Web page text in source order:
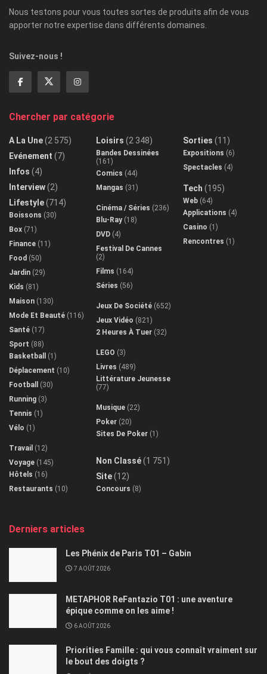
Nous testons pour vous toutes sortes de produits afin de vous
apporter notre expertise dans différents domaines.
Suivez-nous !
Chercher par catégorie
A La Une(2 575)
Evénement (7)
Infos (4)
Interview(2)
Lifestyle(714)
Boissons (30)
Box (71)
Finance (11)
Food (50)
Jardin (29)
Kids (81)
Maison (130)
Mode Et Beauté (116)
Santé (17)
Sport (88)
Basketball
(1)
Déplacement (10)
Football
(30)
Running (3)
Tennis (1)
Vélo (1)
Travail (12)
Voyage (145)
Hôtels (16)
Restaurants (10)
Loisirs (2 348)
Bandes Dessinées
(161)
Comics (44)
Mangas (31)
Cinéma / Séries (236)
Blu-Ray(18)
DVD (4)
Festival De Cannes
(2)
Films (164)
Séries (56)
Jeux De Société (652)
Jeux Vidéo (821)
2 Heures À Tuer (32)
LEGO (3)
Livres (489)
Littérature Jeunesse
(77)
Musique (22)
Poker (20)
Sites De Poker (1)
Non Classé(1 751)
Site(12)
Concours (8)
Sorties (11)
Expositions (6)
Spectacles (4)
Tech (195)
Web (64)
Applications (4)
Casino (1)
Rencontres (1)
Derniers articles
Les Phénix de Paris T01 – Gabin
7 AOÛT 2026
METAPHOR ReFantazio T01 : une aventure
épique comme on les aime !
6 AOÛT 2026
Priorities Famille : qui vous connaît vraiment sur
le bout des doigts ?